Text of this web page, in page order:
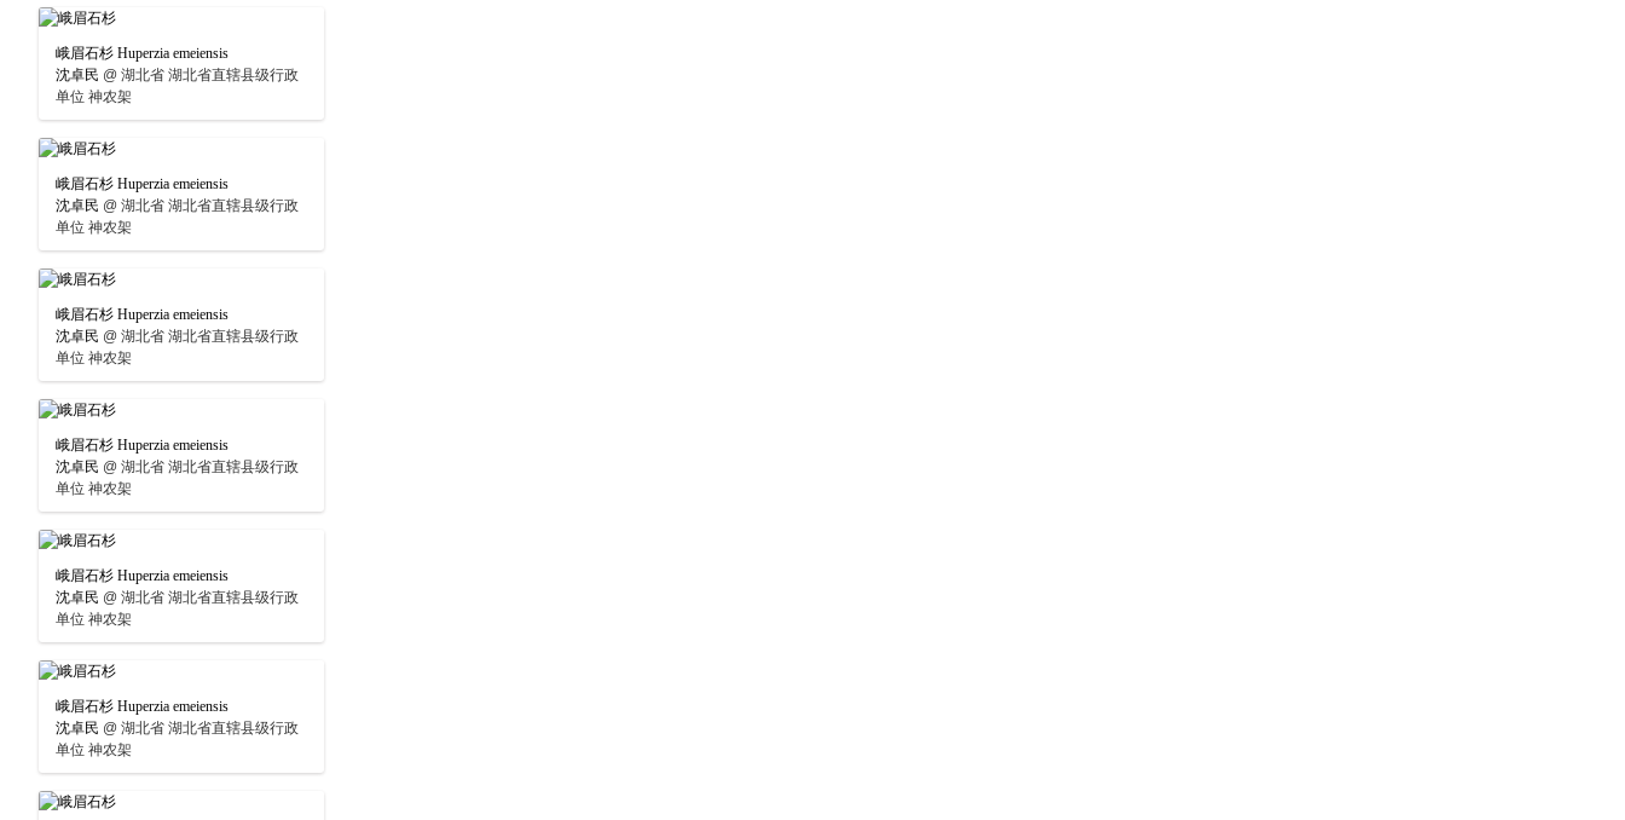
峨眉石杉 Huperzia emeiensis
沈卓民 @ 湖北省 湖北省直辖县级行政
单位 神农架
峨眉石杉 Huperzia emeiensis
沈卓民 @ 湖北省 湖北省直辖县级行政
单位 神农架
峨眉石杉 Huperzia emeiensis
沈卓民 @ 湖北省 湖北省直辖县级行政
单位 神农架
峨眉石杉 Huperzia emeiensis
沈卓民 @ 湖北省 湖北省直辖县级行政
单位 神农架
峨眉石杉 Huperzia emeiensis
沈卓民 @ 湖北省 湖北省直辖县级行政
单位 神农架
峨眉石杉 Huperzia emeiensis
沈卓民 @ 湖北省 湖北省直辖县级行政
单位 神农架